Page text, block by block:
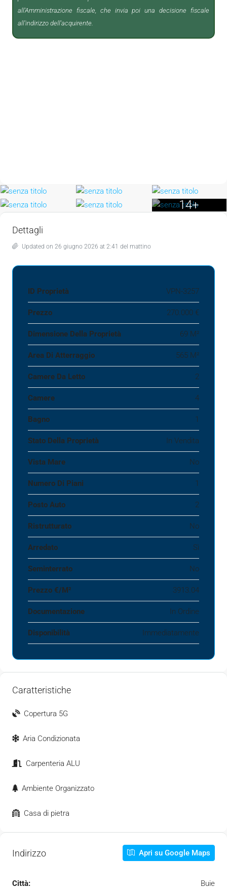
all'Amministrazione fiscale, che invia poi una decisione fiscale
all'indirizzo dell'acquirente.
14+
Dettagli
Updated on 26 giugno 2026 at 2:41 del mattino
ID Proprietà VPN-3257
Prezzo 270.000 €
Dimensione Della Proprietà 69 M²
Area Di Atterraggio 565 M²
Camere Da Letto 2
Camere 4
Bagno 1
Stato Della Proprietà In Vendita
Vista Mare No
Numero Di Piani 1
Posto Auto 2
Ristrutturato No
Arredato Sì
Seminterrato No
Prezzo €‎/m² 3913.04
Documentazione In Ordine
Disponibilità Immediatamente
Caratteristiche
Copertura 5G
Aria Condizionata
Carpenteria ALU
Ambiente Organizzato
Casa di pietra
Indirizzo Apri su Google Maps
Città: Buie